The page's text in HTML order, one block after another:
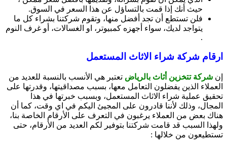
حيث أنك إذا قمت بالتساؤل عن هذا السعر في السوق.
فلن تستطع أن تجد أفضل منها، وتقوم شركتنا بشراء كل ما
يتواجد لديك، سواء أجهزه كمبيوتر، او الغسالات، أو غرف النوم
.
ارقام شركة شراء الاثاث المستعمل
إن شركة تتخزين أثاث بالرياض تعتبر هي الأنسب بالنسبة للعديد من
العملاء الذين يفضلون التعامل معها، بسبب مصداقيتها، وقدرتها على
تحقيق عملية شراء الاثاث المستعمل، وبسبب خبرتها في هذا
المجال، وذلك لأننا قادرون على المجيئ اليكم في اي وقت، كما أن
هناك بعض من العملاء يرغبون في التعرف على الأرقام الخاصة بنا،
ولهذا السبب قد قامت شركتنا بتوفير لكم العديد من الأرقام، حتى
تستطيعون من خلالها :